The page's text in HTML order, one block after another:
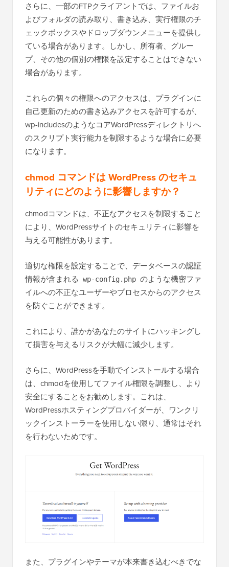
さらに、一部のFTPクライアントでは、ファイルお
よびフォルダの読み取り、書き込み、実行権限のチ
ェックボックスやドロップダウンメニューを提供し
ている場合があります。しかし、所有者、グルー
プ、その他の個別の権限を設定することはできない
場合があります。
これらの個々の権限へのアクセスは、プラグインに
自己更新のための書き込みアクセスを許可するが、
wp-includesのようなコアWordPressディレクトリへ
のスクリプト実行能力を制限するような場合に必要
になります。
chmod コマンドは WordPress のセキュ
リティにどのように影響しますか？
chmodコマンドは、不正なアクセスを制限すること
により、WordPressサイトのセキュリティに影響を
与える可能性があります。
適切な権限を設定することで、データベースの認証
情報が含まれる
wp-config.php のような機密ファ
イルへの不正なユーザーやプロセスからのアクセス
を防ぐことができます。
これにより、誰かがあなたのサイトにハッキングし
て損害を与えるリスクが大幅に減少します。
さらに、WordPressを手動でインストールする場合
は、chmodを使用してファイル権限を調整し、より
安全にすることをお勧めします。これは、
WordPressホスティングプロバイダーが、ワンクリ
ックインストーラーを使用しない限り、通常はそれ
を行わないためです。
また、プラグインやテーマが本来書き込むべきでな